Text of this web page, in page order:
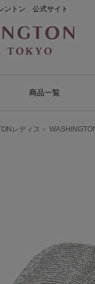
ントン 公式サイト
商品一覧
レディス